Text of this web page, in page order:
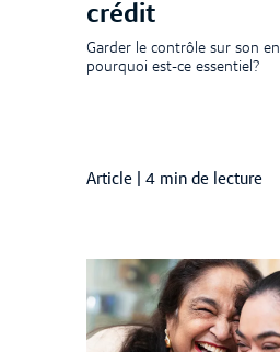
crédit
Garder le contrôle sur son
pourquoi est-ce essentiel?
Article 4 min de lecture